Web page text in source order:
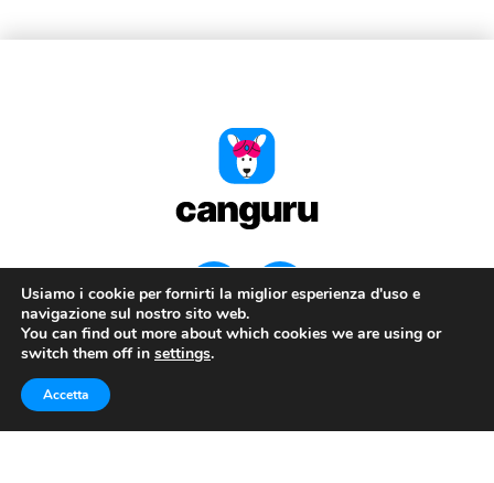
© 2026 Canguru S.r.L., Av. Barranco las Torres, 10, 38670
Adeje, Santa Cruz de Tenerife, Spagna
Privacy Policy
Usiamo i cookie per fornirti la miglior esperienza d'uso e
navigazione sul nostro sito web.
You can find out more about which cookies we are using or
switch them off in settings.
Accetta